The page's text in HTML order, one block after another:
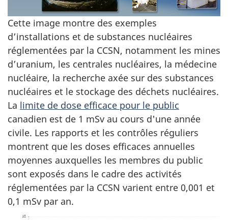
a
u
2
Cette image montre des exemples
d’installations et de substances nucléaires
réglementées par la CCSN, notamment les mines
d’uranium, les centrales nucléaires, la médecine
nucléaire, la recherche axée sur des substances
nucléaires et le stockage des déchets nucléaires.
La limite de dose efficace pour le public
canadien est de 1 mSv au cours d'une année
civile. Les rapports et les contrôles réguliers
montrent que les doses efficaces annuelles
moyennes auxquelles les membres du public
sont exposés dans le cadre des activités
réglementées par la CCSN varient entre 0,001 et
0,1 mSv par an.